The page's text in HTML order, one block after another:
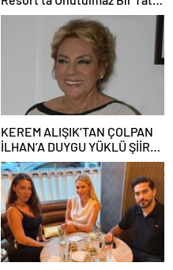
Yaşadı
KEREM ALIŞIK’TAN ÇOLPAN
İLHAN’A DUYGU YÜKLÜ ŞİİR:
“Bir Attila İlhan şiirinden
çıkmıştı sanki”